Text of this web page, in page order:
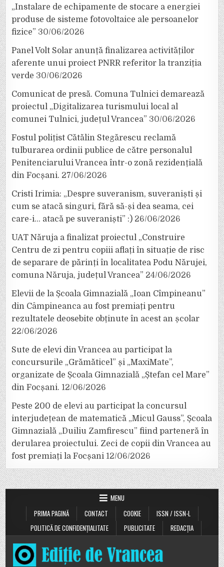
„Instalare de echipamente de stocare a energiei
produse de sisteme fotovoltaice ale persoanelor
fizice” 30/06/2026
Panel Volt Solar anunță finalizarea activităților
aferente unui proiect PNRR referitor la tranziția
verde 30/06/2026
Comunicat de presă. Comuna Tulnici demarează
proiectul „Digitalizarea turismului local al
comunei Tulnici, județul Vrancea” 30/06/2026
Fostul polițist Cătălin Stegărescu reclamă
tulburarea ordinii publice de către personalul
Penitenciarului Vrancea într-o zonă rezidențială
din Focșani. 27/06/2026
Cristi Irimia: „Despre suveranism, suveraniști și
cum se atacă singuri, fără să-și dea seama, cei
care-i… atacă pe suveraniști” :) 26/06/2026
UAT Năruja a finalizat proiectul „Construire
Centru de zi pentru copiii aflați în situație de risc
de separare de părinți în localitatea Podu Nărujei,
comuna Năruja, județul Vrancea” 24/06/2026
Elevii de la Școala Gimnazială „Ioan Cîmpineanu”
din Câmpineanca au fost premiați pentru
rezultatele deosebite obținute în acest an școlar
22/06/2026
Sute de elevi din Vrancea au participat la
concursurile „Grămăticel” și „MaxiMate”,
organizate de Școala Gimnazială „Ștefan cel Mare”
din Focșani. 12/06/2026
Peste 200 de elevi au participat la concursul
interjudețean de matematică „Micul Gauss”, Școala
Gimnazială „Duiliu Zamfirescu” fiind parteneră în
derularea proiectului. Zeci de copii din Vrancea au
fost premiați la Focșani 12/06/2026
MENU
PRIMA PAGINĂ
CONTACT COOKIE
ISSN / ISSN-L
POLITICĂ DE CONFIDENȚIALITATE
PUBLICITATE REDACȚIA